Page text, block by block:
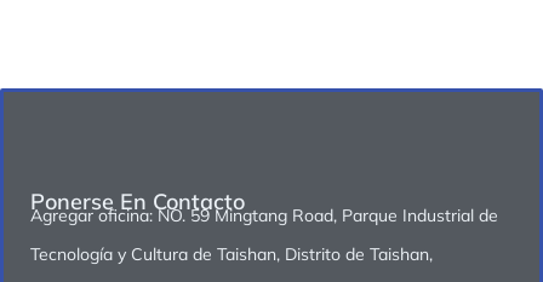
Ponerse En Contacto
Agregar oficina: NO. 59 Mingtang Road, Parque Industrial de
Tecnología y Cultura de Taishan, Distrito de Taishan,